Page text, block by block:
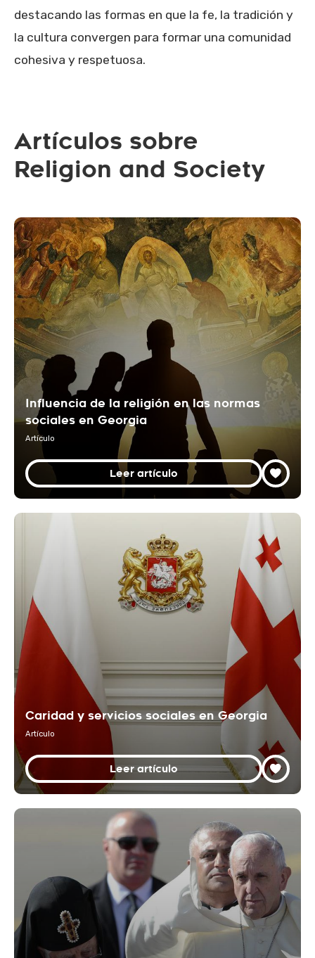
destacando las formas en que la fe, la tradición y
la cultura convergen para formar una comunidad
cohesiva y respetuosa.
Artículos sobre
Religion and Society
Influencia de la religión en las normas
sociales en Georgia
Artículo
Leer artículo
Caridad y servicios sociales en Georgia
Artículo
Leer artículo